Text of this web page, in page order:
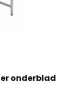
onderblad